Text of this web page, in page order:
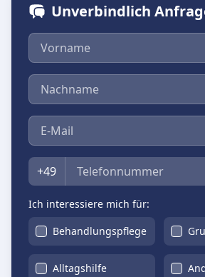
Unverbindlich
Vorname
Nachname
E-Mail
Telefon
+49
Ich interessiere mich für:
Behandlungspflege
Alltagshilfe